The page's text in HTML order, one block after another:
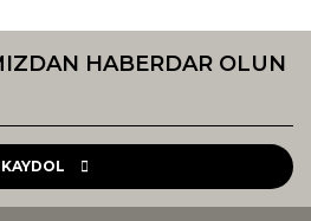
noktaları öneri formunu
teşekkür ederiz.
veya görüntülenemiyor.
bilgiler bulunuyor.
HABERDAR OLUN
KAYDOL